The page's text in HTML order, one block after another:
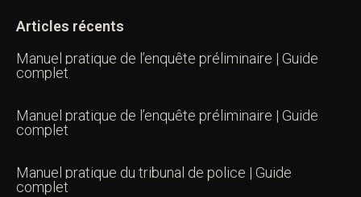
Articles récents
Manuel pratique de l’enquête préliminaire | Guide
complet
Manuel pratique de l’enquête préliminaire | Guide
complet
Manuel pratique du tribunal de police | Guide
complet